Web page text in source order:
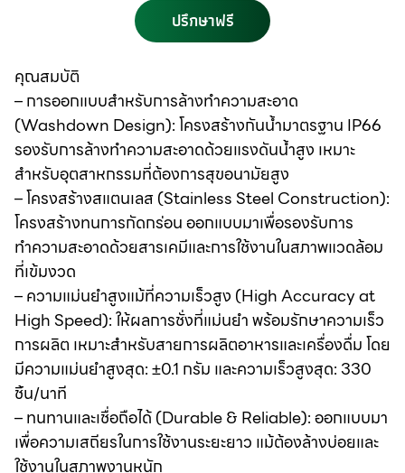
ปรึกษาฟรี
คุณสมบัติ
– การออกแบบสำหรับการล้างทำความสะอาด
(Washdown Design): โครงสร้างกันน้ำมาตรฐาน IP66
รองรับการล้างทำความสะอาดด้วยแรงดันน้ำสูง เหมาะ
สำหรับอุตสาหกรรมที่ต้องการสุขอนามัยสูง
– โครงสร้างสแตนเลส (Stainless Steel Construction):
โครงสร้างทนการกัดกร่อน ออกแบบมาเพื่อรองรับการ
ทำความสะอาดด้วยสารเคมีและการใช้งานในสภาพแวดล้อม
ที่เข้มงวด
– ความแม่นยำสูงแม้ที่ความเร็วสูง (High Accuracy at
High Speed): ให้ผลการชั่งที่แม่นยำ พร้อมรักษาความเร็ว
การผลิต เหมาะสำหรับสายการผลิตอาหารและเครื่องดื่ม โดย
มีความแม่นยำสูงสุด: ±0.1 กรัม และความเร็วสูงสุด: 330
ชิ้น/นาที
– ทนทานและเชื่อถือได้ (Durable & Reliable): ออกแบบมา
เพื่อความเสถียรในการใช้งานระยะยาว แม้ต้องล้างบ่อยและ
ใช้งานในสภาพงานหนัก